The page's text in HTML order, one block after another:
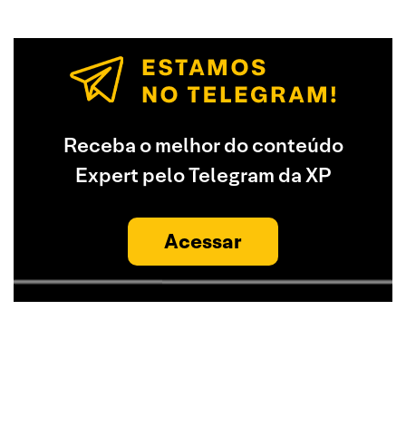
Receba o melhor do conteúdo
Expert pelo Telegram da XP
Acessar